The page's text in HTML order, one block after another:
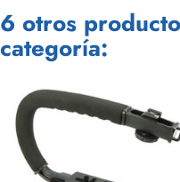
6 otros
categoría: